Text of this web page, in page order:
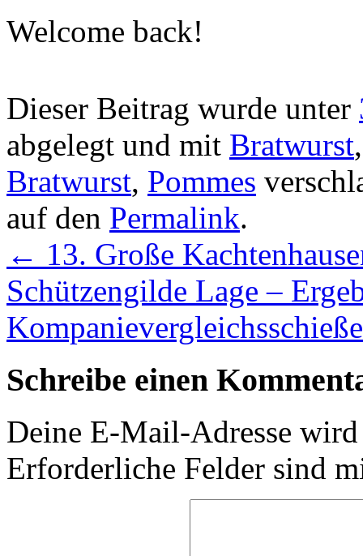
Welcome back!
Dieser Beitrag wurde unter
abgelegt und mit Bratwurst
Bratwurst, Pommes
auf den Permalink.
← 13. Große
Schützengilde Lage –
Schreibe einen
Deine E-Mail-Adresse
Erforderliche Felder sind